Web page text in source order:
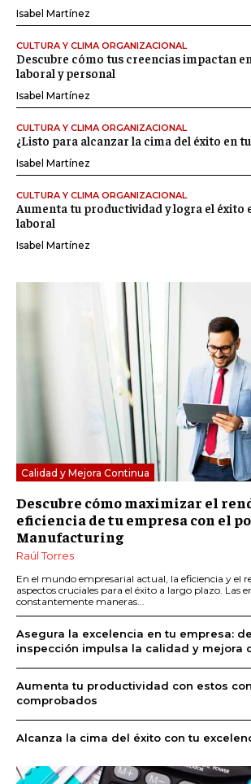
Isabel Martínez
CULTURA Y CLIMA ORGANIZACIONAL
Descubre cómo tus creencias impactan
laboral y personal
Isabel Martínez
CULTURA Y CLIMA ORGANIZACIONAL
¿Listo para alcanzar la cima del éxito en
Isabel Martínez
CULTURA Y CLIMA ORGANIZACIONAL
Aumenta tu productividad y logra el éxito
laboral
Isabel Martínez
Calidad y Mejora Continua
Descubre cómo maximizar el
eficiencia de tu empresa con el
Manufacturing
Raúl Torres
En el mundo empresarial actual, la eficiencia y el
aspectos cruciales para el éxito a largo plazo. Las
constantemente maneras...
Asegura la excelencia en tu empresa:
inspección impulsa la calidad y mejora
Aumenta tu productividad con estos
comprobados
Alcanza la cima del éxito con tu